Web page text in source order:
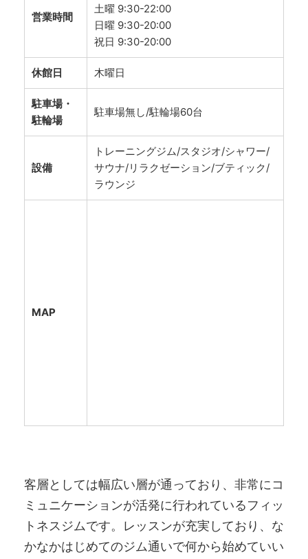
営業時間
土曜 9:30-22:00
日曜 9:30-20:00
祝日 9:30-20:00
休館日 木曜日
駐車場・
駐輪場
駐車場無し/駐輪場60台
設備
トレーニングジム/スタジオ/シャワー/
サウナ/リラクゼーション/ブティック/
ラウンジ
MAP
客層としては幅広い層が通っており、非常にコ
ミュニケーションが活発に行われているフィッ
トネスジムです。レッスンが充実しており、な
かなかはじめてのジム通いで何から始めていい